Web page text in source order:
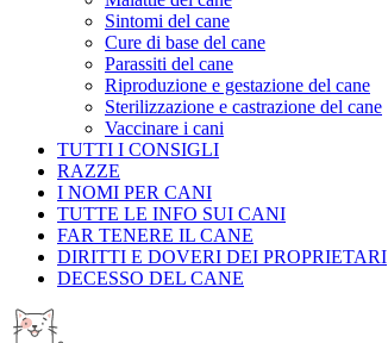
Sintomi del cane
Cure di base del cane
Parassiti del cane
Riproduzione e gestazione del cane
Sterilizzazione e castrazione del cane
Vaccinare i cani
TUTTI I CONSIGLI
RAZZE
I NOMI PER CANI
TUTTE LE INFO SUI CANI
FAR TENERE IL CANE
DIRITTI E DOVERI DEI PROPRIETARI
DECESSO DEL CANE